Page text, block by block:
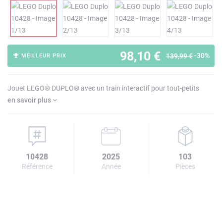
98,10 € 139,99 €-30%
MEILLEUR PRIX
Jouet LEGO® DUPLO® avec un train interactif pour tout-petits
en savoir plus
10428
Référence
2025
Année
103
Pièces